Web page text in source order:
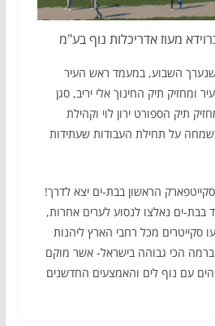
מעוז אדריכלות נוף בע"מ
השבוע, במעמד ראש העיר
ומחזיק תיק החינוך אלי יריב, סגן
תיק הספורט ירון לוי וקהילת
בשמחה על תחילת העבודות שעתידות
הראשון בבת-ים יצא לדרך!
בבת-ים נאלצו לנסוע לערים אחרות,
סקייטרים מכל רחבי הארץ ליהנות
הכי גבוהה בישראל- אשר מוקם
עם נוף לים והאמצעים החדשנים